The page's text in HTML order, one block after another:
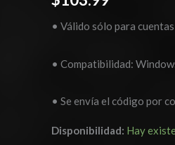
• Válido sólo para
• Compatibilidad:
• Se envía el código por
Disponibilidad: Hay
100
cantidad